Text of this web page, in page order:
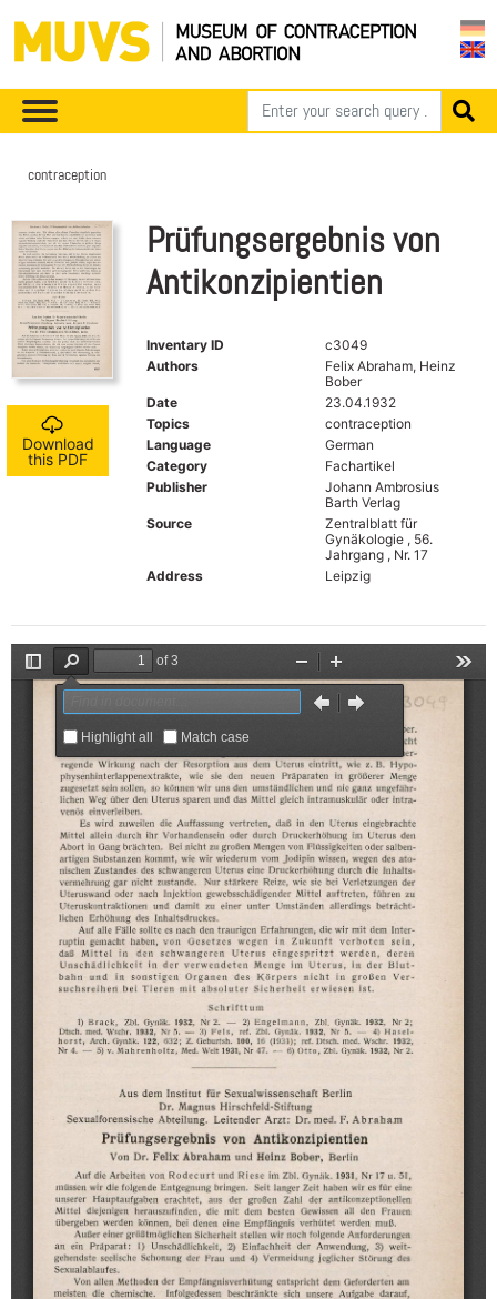
contraception
Download
this PDF
Prüfungsergebnis von
Antikonzipientien
Inventary ID
c3049
Authors
Felix Abraham, Heinz
Bober
Date
23.04.1932
Topics
contraception
Language
German
Category
Fachartikel
Publisher
Johann Ambrosius
Barth Verlag
Source
Zentralblatt für
Gynäkologie , 56.
Jahrgang , Nr. 17
Address
Leipzig